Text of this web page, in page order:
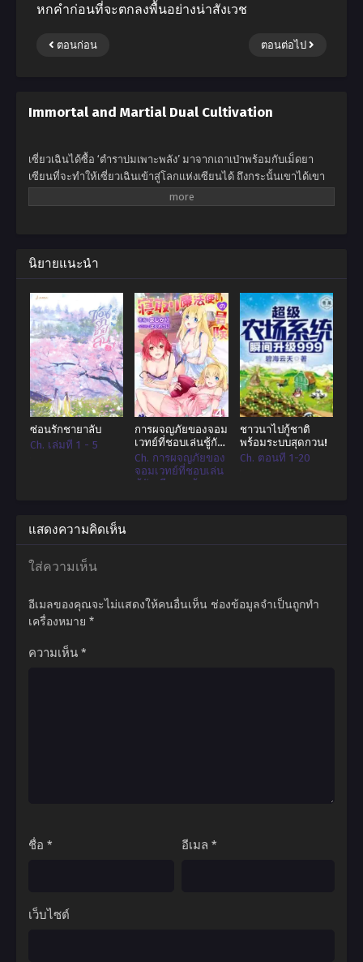
หกคําก่อนที่จะตกลงพื้นอย่างน่าสังเวช
ตอนก่อน ตอนต่อไป
Immortal and Martial Dual Cultivation
เซี่ยวเฉินได้ซื้อ ‘ตำราบ่มเพาะพลัง’ มาจากเถาเป่าพร้อมกับเม็ดยา
เซียนที่จะทำให้เซี่ยวเฉินเข้าสู่โลกแห่งเซียนได้ ถึงกระนั้นเขาได้เขา
ได้ฝึกฝนตามตำรามากว่าสามปีแต่กลับไม่มีความคืบหน้าแม้แต่น้อย
นิยายแนะนำ
ซ่อนรักชายาลับ
Ch. เล่มที่ 1 - 5
การผจญภัยของจอม
เวทย์ที่ชอบเล่นชู้กับ
เมียชาวบ้าน
Ch. การผจญภัยของ
จอมเวทย์ที่ชอบเล่น
ชู้กับเมียชาวบ้าน -
ชาวนาไปกู้ชาติ
พร้อมระบบสุดกวน!
Ch. ตอนที่ 1-20
แสดงความคิดเห็น
ใส่ความเห็น
อีเมลของคุณจะไม่แสดงให้คนอื่นเห็น ช่องข้อมูลจำเป็นถูกทำ
เครื่องหมาย *
ความเห็น *
ชื่อ * อีเมล *
เว็บไซต์